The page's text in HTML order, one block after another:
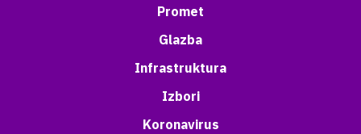
Promet
Glazba
Infrastruktura
Izbori
Koronavirus